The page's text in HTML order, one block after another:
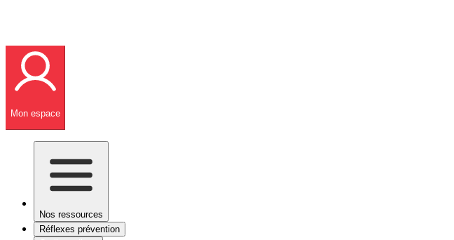
Mon espace
Nos ressources
Réflexes prévention